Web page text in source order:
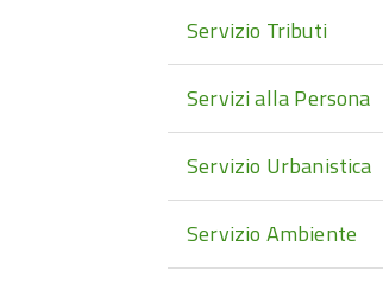
Servizio Tributi
Servizi alla Persona
Servizio Urbanistica
Servizio Ambiente